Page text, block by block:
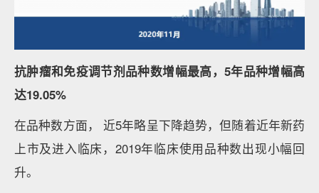
抗肿瘤和免疫调节剂品种数增幅最高，5年品种增幅高
达19.05%
在品种数方面， 近5年略呈下降趋势，但随着近年新药
上市及进入临床，2019年临床使用品种数出现小幅回
升。